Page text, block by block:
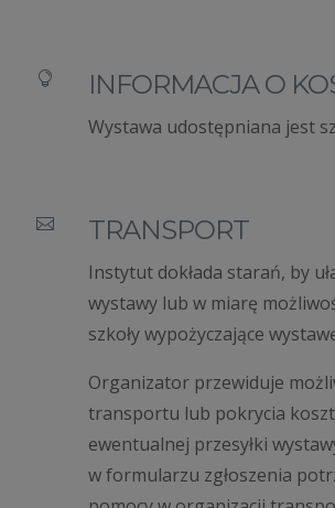
 INFORMACJA O
Wystawa udostępniana jest
 TRANSPORT
Instytut dokłada starań, by
wystawy lub w miarę
szkoły wypożyczające
Organizator przewiduje
transportu lub pokrycia
ewentualnej przesyłki
w formularzu zgłoszenia